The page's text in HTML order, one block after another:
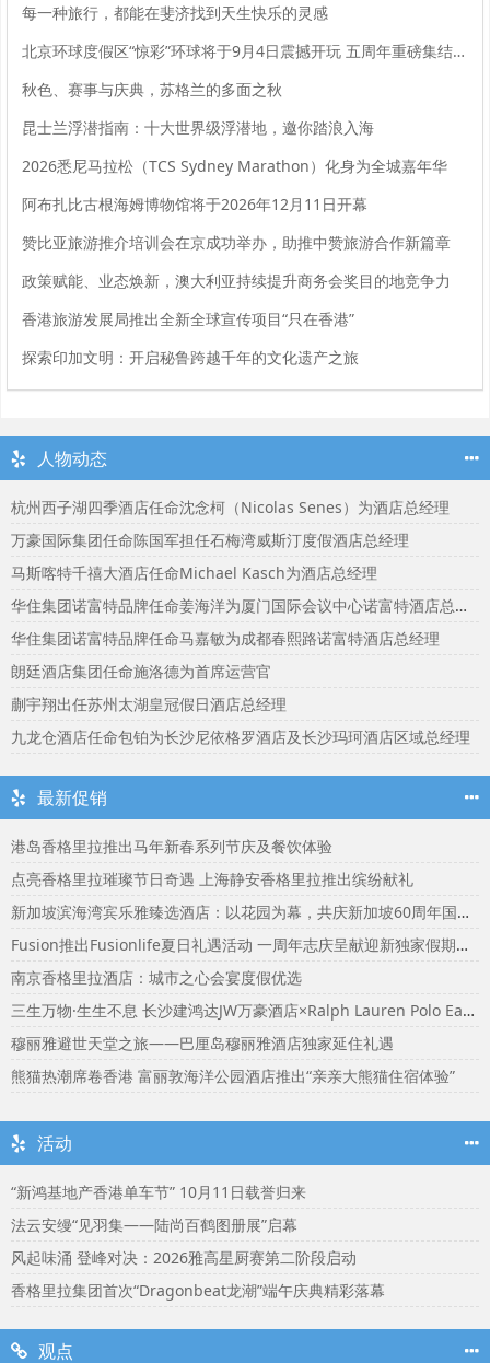
每一种旅行，都能在斐济找到天生快乐的灵感
北京环球度假区“惊彩”环球将于9月4日震撼开玩 五周年重磅集结《盗墓笔记》《第五人格》等超人气IP
秋色、赛事与庆典，苏格兰的多面之秋
昆士兰浮潜指南：十大世界级浮潜地，邀你踏浪入海
2026悉尼马拉松（TCS Sydney Marathon）化身为全城嘉年华
阿布扎比古根海姆博物馆将于2026年12月11日开幕
赞比亚旅游推介培训会在京成功举办，助推中赞旅游合作新篇章
政策赋能、业态焕新，澳大利亚持续提升商务会奖目的地竞争力
香港旅游发展局推出全新全球宣传项目“只在香港”
探索印加文明：开启秘鲁跨越千年的文化遗产之旅
人物动态
杭州西子湖四季酒店任命沈念柯（Nicolas Senes）为酒店总经理
万豪国际集团任命陈国军担任石梅湾威斯汀度假酒店总经理
马斯喀特千禧大酒店任命Michael Kasch为酒店总经理
华住集团诺富特品牌任命姜海洋为厦门国际会议中心诺富特酒店总经理
华住集团诺富特品牌任命马嘉敏为成都春熙路诺富特酒店总经理
朗廷酒店集团任命施洛德为首席运营官
蒯宇翔出任苏州太湖皇冠假日酒店总经理
九龙仓酒店任命包铂为长沙尼依格罗酒店及长沙玛珂酒店区域总经理
最新促销
港岛香格里拉推出马年新春系列节庆及餐饮体验
点亮香格里拉璀璨节日奇遇 上海静安香格里拉推出缤纷献礼
新加坡滨海湾宾乐雅臻选酒店：以花园为幕，共庆新加坡60周年国庆盛宴
Fusion推出Fusionlife夏日礼遇活动 一周年志庆呈献迎新独家假期奖赏
南京香格里拉酒店：城市之心会宴度假优选
三生万物·生生不息 长沙建鸿达JW万豪酒店×Ralph Lauren Polo Earth开启可持续生活旅行美学
穆丽雅避世天堂之旅——巴厘岛穆丽雅酒店独家延住礼遇
熊猫热潮席卷香港 富丽敦海洋公园酒店推出“亲亲大熊猫住宿体验”
活动
“新鸿基地产香港单车节” 10月11日载誉归来
法云安缦“见羽集——陆尚百鹤图册展”启幕
风起味涌 登峰对决：2026雅高星厨赛第二阶段启动
香格里拉集团首次“Dragonbeat龙潮”端午庆典精彩落幕
观点